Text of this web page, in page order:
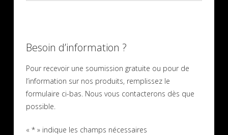
Besoin d’information ?
Pour recevoir une soumission gratuite ou pour de
l’information sur nos produits, remplissez le
formulaire ci-bas. Nous vous contacterons dès que
possible.
« *» indique les champs nécessaires